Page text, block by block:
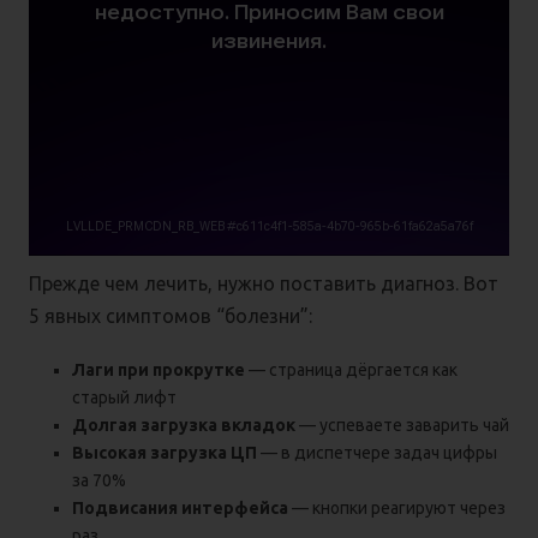
Прежде чем лечить, нужно поставить диагноз. Вот
5 явных симптомов “болезни”:
Лаги при прокрутке — страница дёргается как
старый лифт
Долгая загрузка вкладок— успеваете заварить чай
Высокая загрузка ЦП — в диспетчере задач цифры
за 70%
Подвисания интерфейса — кнопки реагируют через